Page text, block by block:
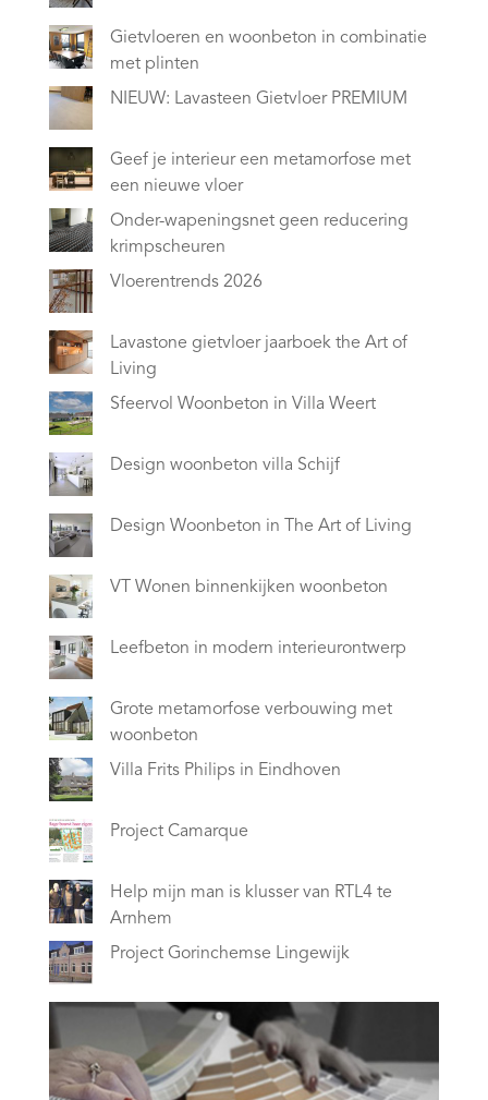
Gietvloeren en woonbeton in combinatie
met plinten
NIEUW: Lavasteen Gietvloer PREMIUM
Geef je interieur een metamorfose met
een nieuwe vloer
Onder-wapeningsnet geen reducering
krimpscheuren
Vloerentrends 2026
Lavastone gietvloer jaarboek the Art of
Living
Sfeervol Woonbeton in Villa Weert
Design woonbeton villa Schijf
Design Woonbeton in The Art of Living
VT Wonen binnenkijken woonbeton
Leefbeton in modern interieurontwerp
Grote metamorfose verbouwing met
woonbeton
Villa Frits Philips in Eindhoven
Project Camarque
Help mijn man is klusser van RTL4 te
Arnhem
Project Gorinchemse Lingewijk